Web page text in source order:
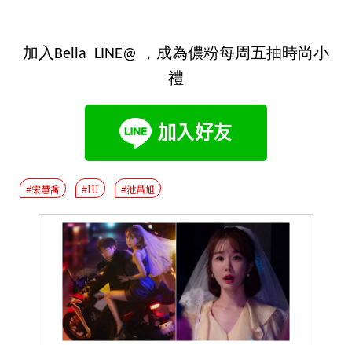
加入Bella LINE@ ，成為儂粉每周五抽時尚小
禮
#宋慧喬 #IU #池昌旭